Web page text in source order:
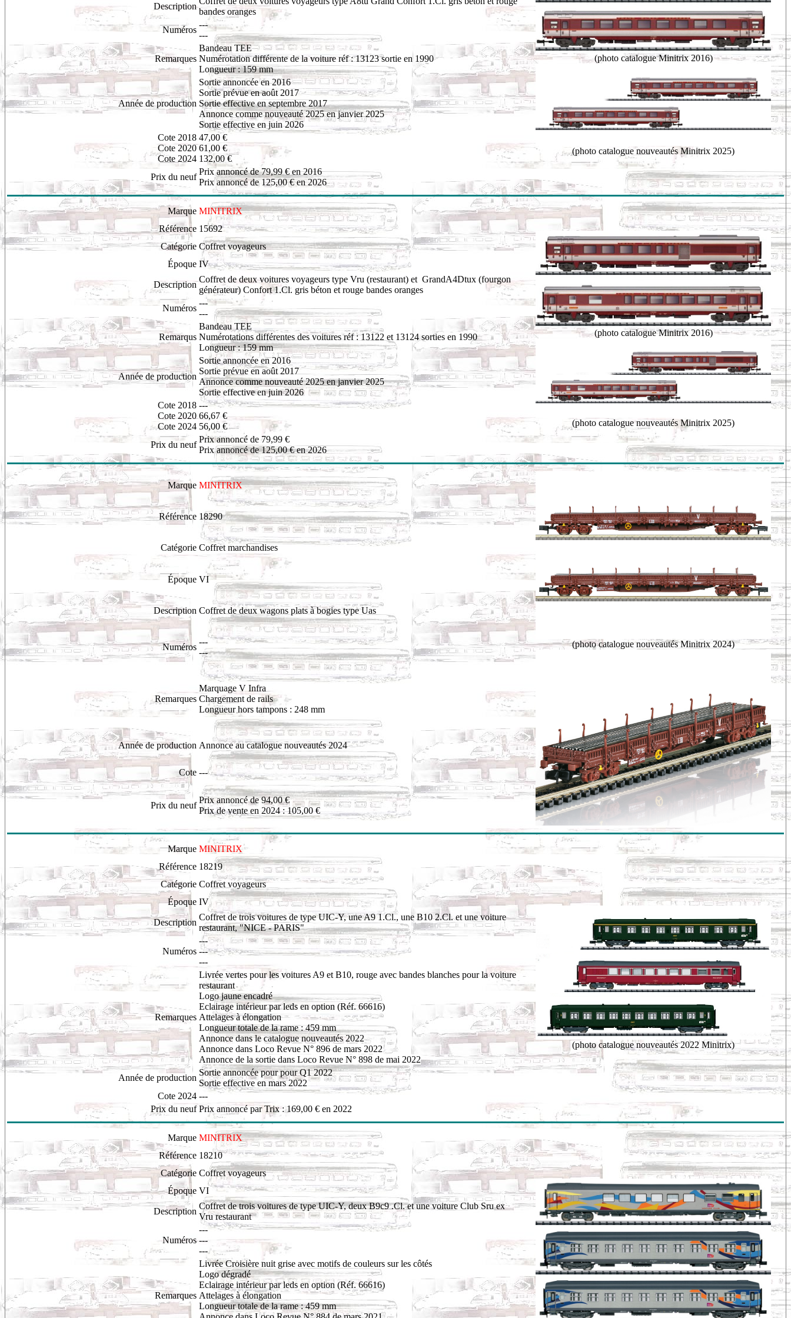
(photo catalogue Minitrix 2016)
(photo catalogue nouveautés Minitrix 2025)
Description
bandes oranges
Numéros
---
---
Remarques
Bandeau TEE
Numérotation différente de la voiture réf : 13123 sortie en 1990
Longueur : 159 mm
Année de production
Sortie annoncée en 2016
Sortie prévue en août 2017
Sortie effective en septembre 2017
Annonce comme nouveauté 2025 en janvier 2025
Sortie effective en juin 2026
Cote 2018
Cote 2020
Cote 2024
47,00 €
61,00 €
132,00 €
Prix du neuf
Prix annoncé de 79,99 € en 2016
Prix annoncé de 125,00 € en 2026
Marque MINITRIX
(photo catalogue Minitrix 2016)
(photo catalogue nouveautés Minitrix 2025)
Référence 15692
Catégorie Coffret voyageurs
Époque IV
Description
Coffret de deux voitures voyageurs type Vru (restaurant) et GrandA4Dtux (fourgon
générateur) Confort 1.Cl. gris béton et rouge bandes oranges
Numéros
---
---
Remarqus
Bandeau TEE
Numérotations différentes des voitures réf : 13122 et 13124 sorties en 1990
Longueur : 159 mm
Année de production
Sortie annoncée en 2016
Sortie prévue en août 2017
Annonce comme nouveauté 2025 en janvier 2025
Sortie effective en juin 2026
Cote 2018
Cote 2020
Cote 2024
---
66,67 €
56,00 €
Prix du neuf
Prix annoncé de 79,99 €
Prix annoncé de 125,00 € en 2026
Marque MINITRIX
(photo catalogue nouveautés Minitrix 2024)
Référence 18290
Catégorie Coffret marchandises
Époque VI
Description Coffret de deux wagons plats à bogies type Uas
Numéros
---
---
Remarques
Marquage V Infra
Chargement de rails
Longueur hors tampons : 248 mm
Année de production Annonce au catalogue nouveautés 2024
Cote ---
Prix du neuf
Prix annoncé de 94,00 €
Prix de vente en 2024 : 105,00 €
Marque MINITRIX
(photo catalogue nouveautés 2022 Minitrix)
Référence 18219
Catégorie Coffret voyageurs
Époque IV
Description
Coffret de trois voitures de type UIC-Y, une A9 1.Cl., une B10 2.Cl. et une voiture
restaurant, "NICE - PARIS"
Numéros
---
---
---
Remarques
Livrée vertes pour les voitures A9 et B10, rouge avec bandes blanches pour la voiture
restaurant
Logo jaune encadré
Eclairage intérieur par leds en option (Réf. 66616)
Attelages à élongation
Longueur totale de la rame : 459 mm
Annonce dans le catalogue nouveautés 2022
Annonce dans Loco Revue N° 896 de mars 2022
Annonce de la sortie dans Loco Revue N° 898 de mai 2022
Année de production
Sortie annoncée pour pour Q1 2022
Sortie effective en mars 2022
Cote 2024 ---
Prix du neuf Prix annoncé par Trix : 169,00 € en 2022
Marque MINITRIX
Référence 18210
Catégorie Coffret voyageurs
Époque VI
Description
Coffret de trois voitures de type UIC-Y, deux B9c9 .Cl. et une voiture Club Sru ex
Vru restaurant
Numéros
---
---
---
Remarques
Livrée Croisière nuit grise avec motifs de couleurs sur les côtés
Logo dégradé
Eclairage intérieur par leds en option (Réf. 66616)
Attelages à élongation
Longueur totale de la rame : 459 mm